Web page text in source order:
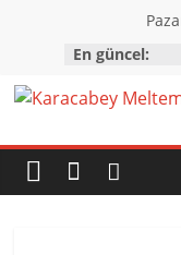
En güncel: